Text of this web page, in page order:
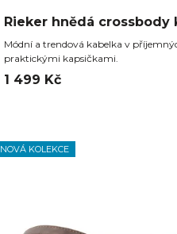
Rieker hnědá crossbody
Módní a trendová kabelka v
praktickými kapsičkami.
1 499 Kč
NOVÁ KOLEKCE